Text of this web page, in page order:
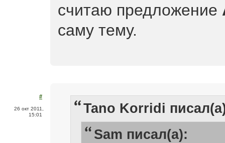
считаю предложение
саму тему.
#
26 окт 2011,
15:01
Tano Korridi
Sam писал(а):